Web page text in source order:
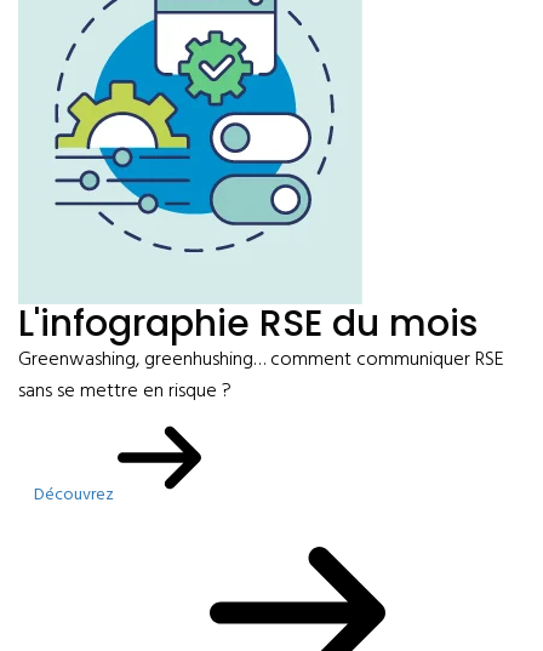
L'infographie RSE du mois
Greenwashing, greenhushing… comment communiquer RSE
sans se mettre en risque ?
Découvrez